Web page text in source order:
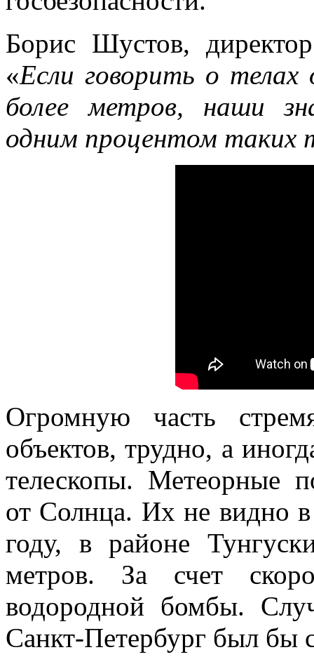
Борис Шустов,
«Если говорить о
более метров, наши
одним процентом таких
Огромную часть
объектов, трудно, а
телескопы. Метеорные
от Солнца. Их не видно
году, в районе
метров. За счет
водородной бомбы.
Санкт-Петербург был бы